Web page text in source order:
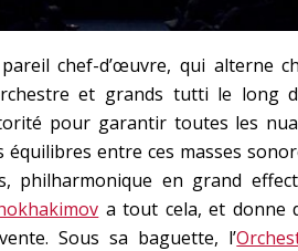
chef-d’œuvre, qui alterne
et grands tutti le long
pour garantir toutes les
entre ces masses
philharmonique en grand
a tout cela, et donne
Sous sa baguette, l’